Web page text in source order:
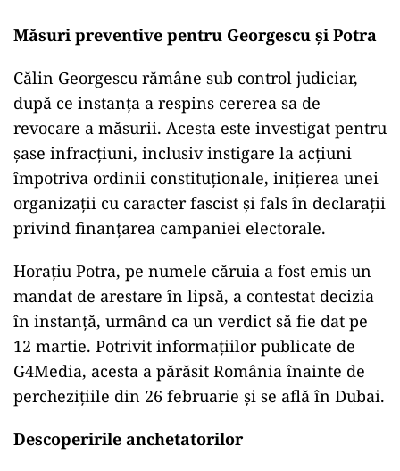
ad
Măsuri preventive pentru Georgescu și Potra
Călin Georgescu rămâne sub control judiciar,
după ce instanța a respins cererea sa de
revocare a măsurii. Acesta este investigat pentru
împotriva ordinii constituționale, inițierea unei